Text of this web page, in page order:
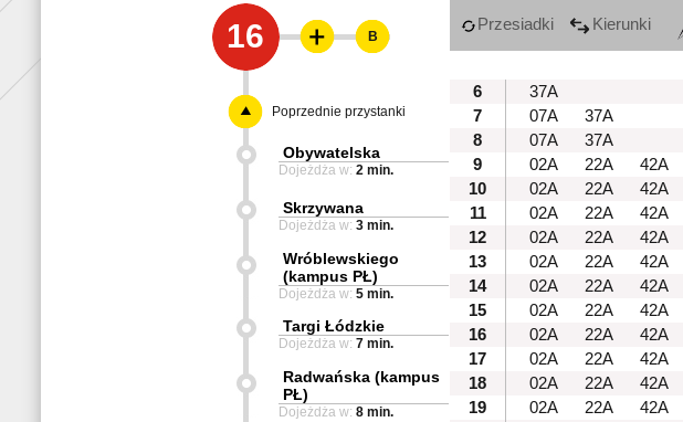
16 Przesiadki Kierunki
6
37A
7
07A
37A
8
07A
37A
9
02A 22A
42A
10
02A 22A
42A
11
02A 22A
42A
12
02A 22A
42A
13
02A 22A
42A
14
02A 22A
42A
15
02A 22A
42A
16
02A 22A
42A
17
02A 22A
42A
18
02A 22A
42A
19
02A 22A
42A
B
Poprzednie przystanki
Obywatelska
Dojeżdża w: 2 min.
Skrzywana
Dojeżdża w: 3 min.
Wróblewskiego
(kampus PŁ)
Dojeżdża w: 5 min.
Targi Łódzkie
Dojeżdża w: 7 min.
Radwańska (kampus
PŁ)
Dojeżdża w: 8 min.